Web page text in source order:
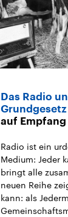
Das Radio
Grundgesetz
auf Empfang
Radio ist ein
Medium: Jeder
bringt alle
neuen Reihe
kann: als